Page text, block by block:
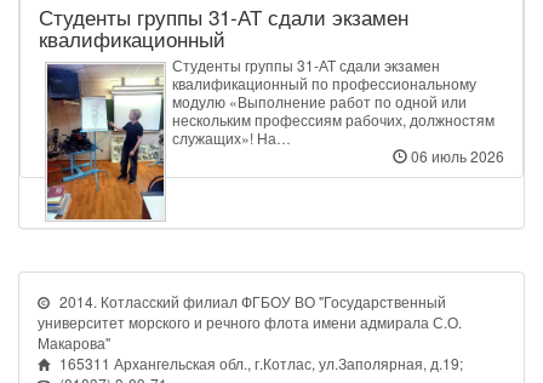
Студенты группы 31‑АТ сдали экзамен
квалификационный
Студенты группы 31‑АТ сдали экзамен
квалификационный по профессиональному
модулю «Выполнение работ по одной или
нескольким профессиям рабочих, должностям
служащих»! На…
06 июль 2026
2014. Котласский филиал ФГБОУ ВО "Государственный
университет морского и речного флота имени адмирала С.О.
Макарова"
165311 Архангельская обл., г.Котлас, ул.Заполярная, д.19;